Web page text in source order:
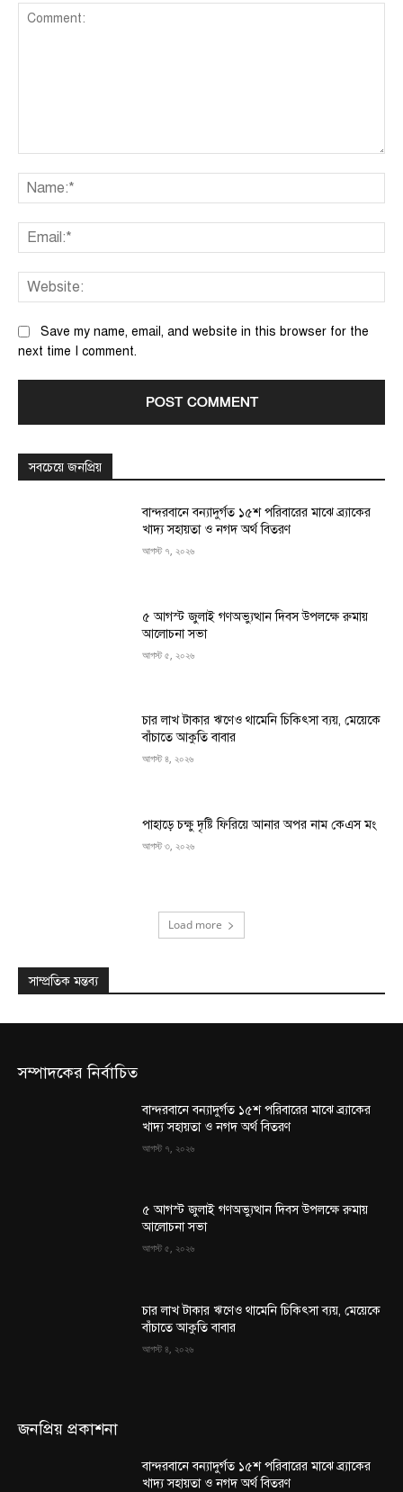
Save my name, email, and website in this browser for the
next time I comment.
সবচেয়ে জনপ্রিয়
বান্দরবানে বন্যাদুর্গত ১৫শ পরিবারের মাঝে ব্র্যাকের
খাদ্য সহায়তা ও নগদ অর্থ বিতরণ
আগস্ট ৭, ২০২৬
৫ আগস্ট জুলাই গণঅভ্যুত্থান দিবস উপলক্ষে রুমায়
আলোচনা সভা
আগস্ট ৫, ২০২৬
চার লাখ টাকার ঋণেও থামেনি চিকিৎসা ব্যয়, মেয়েকে
বাঁচাতে আকুতি বাবার
আগস্ট ৪, ২০২৬
পাহাড়ে চক্ষু দৃষ্টি ফিরিয়ে আনার অপর নাম কেএস মং
আগস্ট ৩, ২০২৬
Load more
সাম্প্রতিক মন্তব্য
সম্পাদকের নির্বাচিত
বান্দরবানে বন্যাদুর্গত ১৫শ পরিবারের মাঝে ব্র্যাকের
খাদ্য সহায়তা ও নগদ অর্থ বিতরণ
আগস্ট ৭, ২০২৬
৫ আগস্ট জুলাই গণঅভ্যুত্থান দিবস উপলক্ষে রুমায়
আলোচনা সভা
আগস্ট ৫, ২০২৬
চার লাখ টাকার ঋণেও থামেনি চিকিৎসা ব্যয়, মেয়েকে
বাঁচাতে আকুতি বাবার
আগস্ট ৪, ২০২৬
জনপ্রিয় প্রকাশনা
বান্দরবানে বন্যাদুর্গত ১৫শ পরিবারের মাঝে ব্র্যাকের
খাদ্য সহায়তা ও নগদ অর্থ বিতরণ